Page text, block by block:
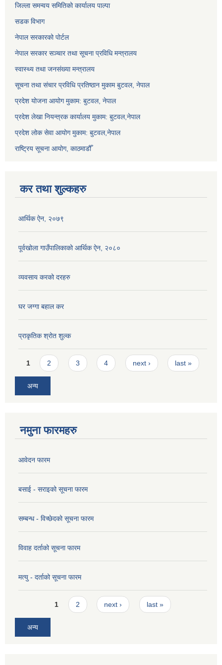
जिल्ला समन्वय समितिको कार्यालय पाल्पा
सडक विभाग
नेपाल सरकारको पोर्टल
नेपाल सरकार सञ्‍चार तथा सूचना प्रविधि मन्त्रालय
स्वास्थ्य तथा जनसंख्या मन्त्रालय
सूचना तथा संचार प्रविधि प्रतिष्ठान मुकाम बुटवल, नेपाल
प्रदेश योजना आयोग मुकाम: बुटवल, नेपाल
प्रदेश लेखा नियन्त्रक कार्यालय मुकाम: बुटवल,नेपाल
प्रदेश लोक सेवा आयोग मुकाम: बुटवल,नेपाल
राष्ट्रिय सूचना आयोग, काठमाडौँ
कर तथा शुल्कहरु
आर्थिक ऐन, २०७९
पूर्वखोला गाउँपालिकाको आर्थिक ऐन, २०८०
व्यवसाय करको दरहरु
घर जग्गा बहाल कर
प्राकृतिक श्रोत शुल्क
Pages
1 2 3 4 next › last »
अन्य
नमुना फारमहरु
आवेदन फारम
बसाई - सराइको सूचना फारम
सम्बन्ध - विच्छेदको सूचना फारम
विवाह दर्ताको सूचना फारम
मत्यु - दर्ताको सूचना फारम
Pages1 2 next › last »
अन्य